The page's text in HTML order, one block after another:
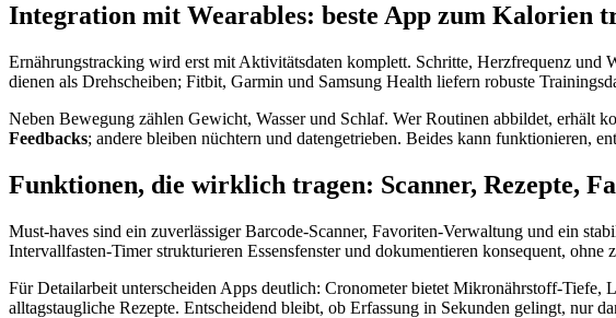
Integration mit Wearables: beste App zum Kalorien
Ernährungstracking wird erst mit Aktivitätsdaten komplett. Schritte, Herzfrequenz und
dienen als Drehscheiben; Fitbit, Garmin und Samsung Health liefern robuste
Neben Bewegung zählen Gewicht, Wasser und Schlaf. Wer Routinen abbildet, erhält
Feedbacks; andere bleiben nüchtern und datengetrieben. Beides kann funktionieren,
Funktionen, die wirklich tragen: Scanner, Rezepte,
Must-haves sind ein zuverlässiger Barcode-Scanner, Favoriten-Verwaltung und ein
Intervallfasten-Timer strukturieren Essensfenster und dokumentieren konsequent, ohne
Für Detailarbeit unterscheiden Apps deutlich: Cronometer bietet Mikronährstoff-
alltagstaugliche Rezepte. Entscheidend bleibt, ob Erfassung in Sekunden gelingt, nur